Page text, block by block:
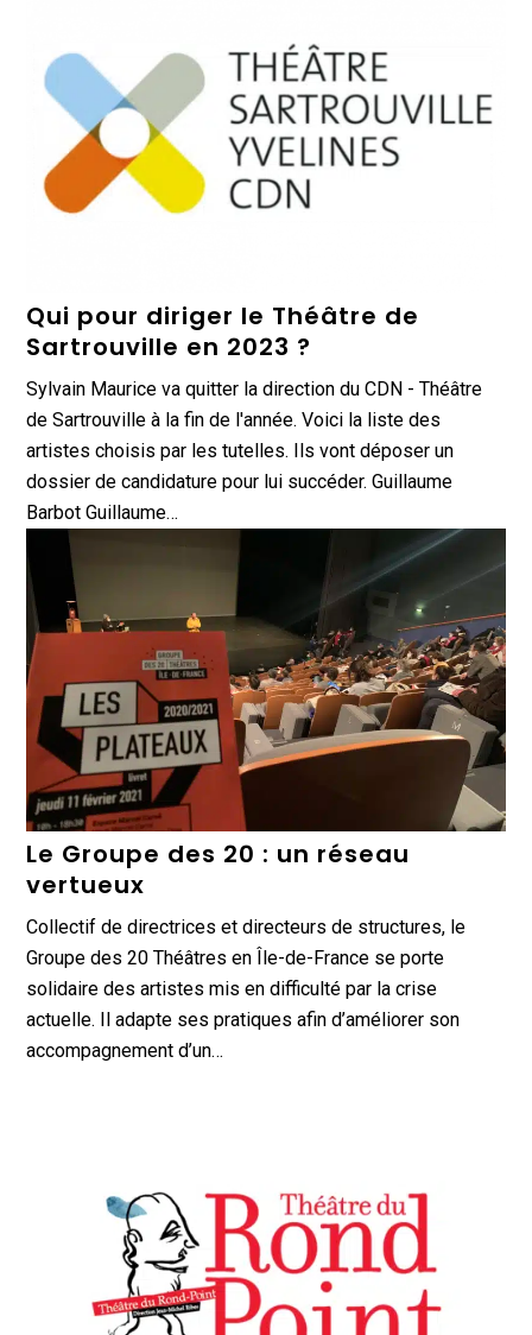
Qui pour diriger le Théâtre de
Sartrouville en 2023 ?
Sylvain Maurice va quitter la direction du CDN - Théâtre
de Sartrouville à la fin de l'année. Voici la liste des
artistes choisis par les tutelles. Ils vont déposer un
dossier de candidature pour lui succéder. Guillaume
Barbot Guillaume…
Le Groupe des 20 : un réseau
vertueux
Collectif de directrices et directeurs de structures, le
Groupe des 20 Théâtres en Île-de-France se porte
solidaire des artistes mis en difficulté par la crise
actuelle. Il adapte ses pratiques afin d’améliorer son
accompagnement d’un…